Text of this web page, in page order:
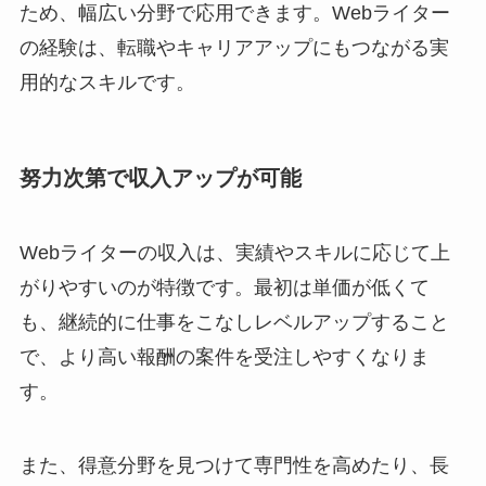
ため、幅広い分野で応用できます。Webライター
の経験は、転職やキャリアアップにもつながる実
用的なスキルです。
努力次第で収入アップが可能
Webライターの収入は、実績やスキルに応じて上
がりやすいのが特徴です。最初は単価が低くて
も、継続的に仕事をこなしレベルアップすること
で、より高い報酬の案件を受注しやすくなりま
す。
また、得意分野を見つけて専門性を高めたり、長